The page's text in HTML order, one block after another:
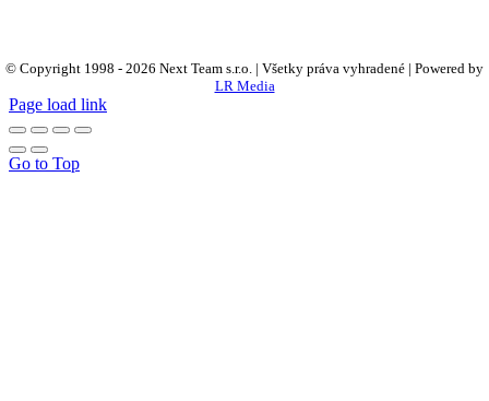
© Copyright 1998 - 2026 Next Team s.r.o. | Všetky práva vyhradené | Powered by
LR Media
Page load link
Go to Top